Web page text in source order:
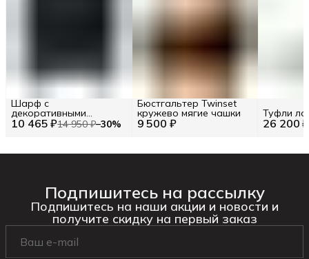
10 465 ₽14 950 ₽−30%
Шарф с
декоративными
элементами TWINSET 9 500 ₽
Бюстгальтер Twinset
кружево мягие чашки
26 200 ₽
Туфли
Подпишитесь на рассылку
Подпишитесь на наши акции и новости и
получите скидку на первый заказ